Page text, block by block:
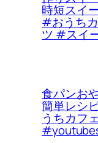
時短スイ
#おうち
ツ #スイ
食パンお
簡単レシ
うちカフ